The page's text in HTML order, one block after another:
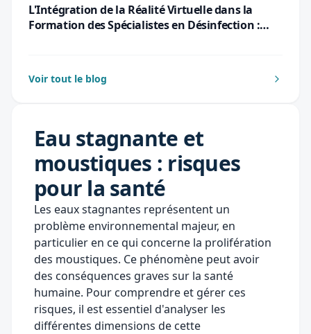
L'Intégration de la Réalité Virtuelle dans la
Formation des Spécialistes en Désinfection :
Voir tout le blog
Eau stagnante et
moustiques : risques
pour la santé
Les eaux stagnantes représentent un
problème environnemental majeur, en
particulier en ce qui concerne la prolifération
des moustiques. Ce phénomène peut avoir
des conséquences graves sur la santé
humaine. Pour comprendre et gérer ces
risques, il est essentiel d'analyser les
différentes dimensions de cette